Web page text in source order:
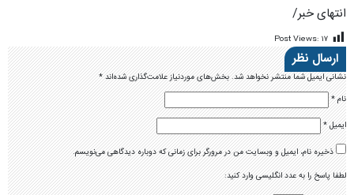
انتهای خبر/
Post Views: ۱۷
ارسال نظر
نشانی ایمیل شما منتشر نخواهد شد.بخش‌های موردنیاز علامت‌گذاری شده‌اند*
نام*
ایمیل*
ذخیره نام، ایمیل و وبسایت من در مرورگر برای زمانی که دوباره دیدگاهی می‌نویسم.
لطفا پاسخ را به عدد انگلیسی وارد کنید: